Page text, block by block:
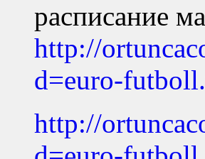
расписание
http://
d=euro-
http://